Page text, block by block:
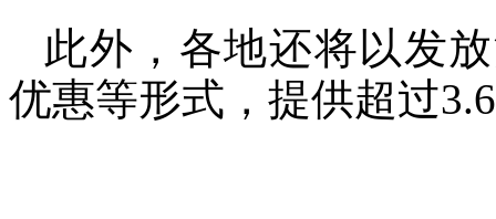
此外，各地还将以发
优惠等形式，提供超过